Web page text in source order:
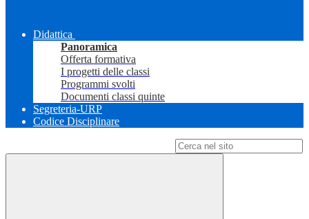
Didattica
Panoramica
Offerta formativa
I progetti delle classi
Programmi svolti
Documenti classi quinte
Segreteria-URP
Codice Disciplinare